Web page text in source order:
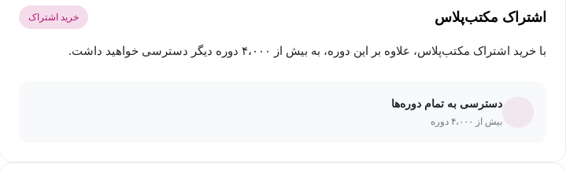
اشتراک مکتب‌پلاس خرید اشتراک
با خرید اشتراک مکتب‌پلاس، علاوه بر این دوره، به بیش از ۴،۰۰۰ دوره دیگر دسترسی خواهید داشت.
دسترسی به تمام دوره‌ها
بیش از ۴،۰۰۰ دوره